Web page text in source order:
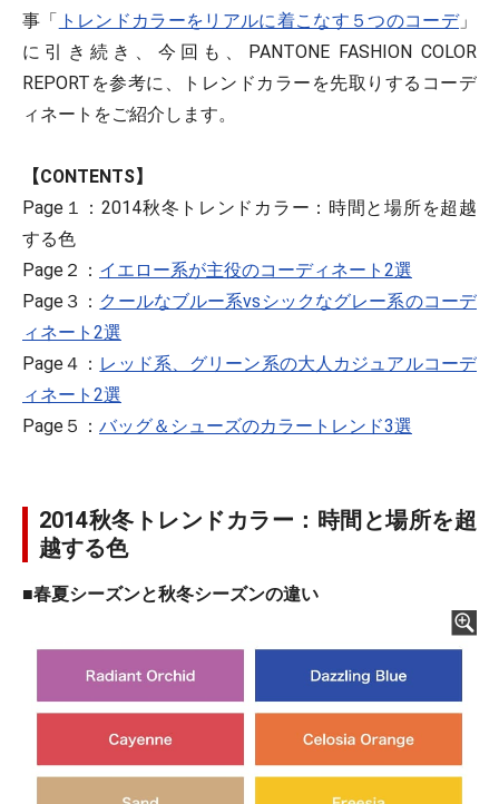
事「 トレンドカラーをリアルに着こなす５つのコーデ」
に引き続き、今回も、PANTONE FASHION COLOR
REPORTを参考に、トレンドカラーを先取りするコーデ
ィネートをご紹介します。
【CONTENTS】
Page１：2014秋冬トレンドカラー：時間と場所を超越
する色
Page２： イエロー系が主役のコーディネート2選
Page３： クールなブルー系vsシックなグレー系のコーデ
ィネート2選
Page４： レッド系、グリーン系の大人カジュアルコーデ
ィネート2選
Page５： バッグ＆シューズのカラートレンド3選
2014秋冬トレンドカラー：時間と場所を超
越する色
■春夏シーズンと秋冬シーズンの違い